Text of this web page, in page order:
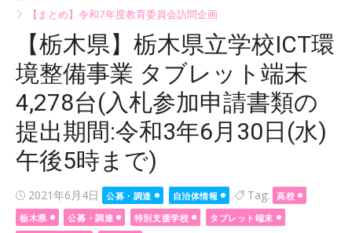
【まとめ】令和7年度教育委員会訪問企画
【栃木県】栃木県立学校ICT環
境整備事業 タブレット端末
4,278台(入札参加申請書類の
提出期間:令和3年6月30日(水)
午後5時まで)
Posted
on
2021年6月4日 公募・調達 自治体情報 Tag:
高校
栃木県
公募・調達 特別支援学校
タブレット端末